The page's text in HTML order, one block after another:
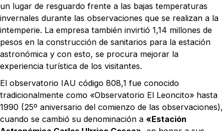
un lugar de resguardo frente a las bajas temperaturas
invernales durante las observaciones que se realizan a la
intemperie. La empresa también invirtió 1,14 millones de
pesos en la construcción de sanitarios para la estación
astronómica y con esto, se procura mejorar la
experiencia turística de los visitantes.
El observatorio IAU código 808,1​ fue conocido
tradicionalmente como «Observatorio El Leoncito» hasta
1990 (25º aniversario del comienzo de las observaciones),
cuando se cambió su denominación a «Estación